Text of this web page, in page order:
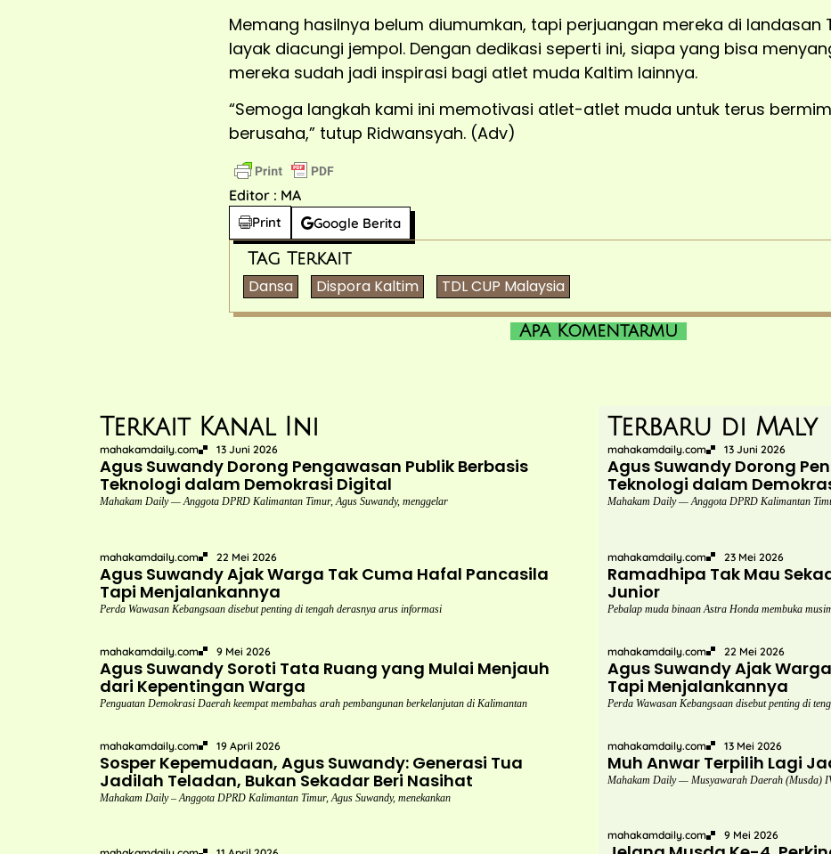
Memang hasilnya belum diumumkan, tapi perjuangan mereka di landasan
layak diacungi jempol. Dengan dedikasi seperti ini, siapa yang bisa
mereka sudah jadi inspirasi bagi atlet muda Kaltim lainnya.
“Semoga langkah kami ini memotivasi atlet-atlet muda untuk terus
berusaha,” tutup Ridwansyah. (Adv)
Editor : MA
Print Google Berita
Tag Terkait
Dansa Dispora Kaltim TDL CUP Malaysia
Apa Komentarmu
Terkait Kanal Ini
mahakamdaily.com 13 Juni 2026
Agus Suwandy Dorong Pengawasan Publik Berbasis
Teknologi dalam Demokrasi Digital
Mahakam Daily — Anggota DPRD Kalimantan Timur, Agus Suwandy, menggelar
mahakamdaily.com 22 Mei 2026
Agus Suwandy Ajak Warga Tak Cuma Hafal Pancasila
Tapi Menjalankannya
Perda Wawasan Kebangsaan disebut penting di tengah derasnya arus informasi
mahakamdaily.com 9 Mei 2026
Agus Suwandy Soroti Tata Ruang yang Mulai Menjauh
dari Kepentingan Warga
Penguatan Demokrasi Daerah keempat membahas arah pembangunan berkelanjutan di Kalimantan
mahakamdaily.com 19 April 2026
Sosper Kepemudaan, Agus Suwandy: Generasi Tua
Jadilah Teladan, Bukan Sekadar Beri Nasihat
Mahakam Daily – Anggota DPRD Kalimantan Timur, Agus Suwandy, menekankan
Terbaru di Maly
mahakamdaily.com 13 Juni 2026
Agus Suwandy Dorong
Teknologi dalam
Mahakam Daily — Anggota DPRD Kalimantan
mahakamdaily.com 23 Mei 2026
Ramadhipa Tak Mau
Junior
Pebalap muda binaan Astra Honda membuka
mahakamdaily.com 22 Mei 2026
Agus Suwandy Ajak
Tapi Menjalankannya
Perda Wawasan Kebangsaan disebut penting di
mahakamdaily.com 13 Mei 2026
Muh Anwar Terpilih Lagi
Mahakam Daily — Musyawarah Daerah (Musda)
mahakamdaily.com 9 Mei 2026